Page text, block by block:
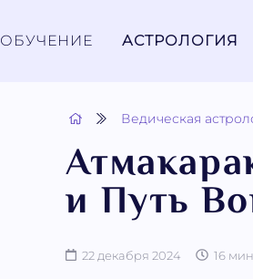
ОБУЧЕНИЕ АСТРОЛОГИЯ
Ведическая
и Путь
22 декабря 2024 16 мин